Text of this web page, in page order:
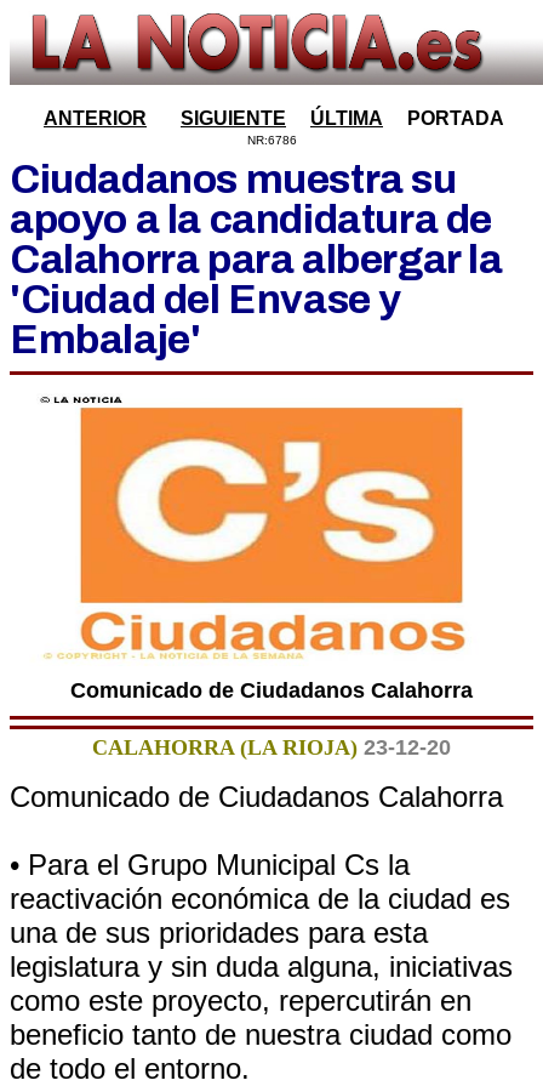
ANTERIOR SIGUIENTE ÚLTIMA PORTADA
NR:6786
Ciudadanos muestra su
apoyo a la candidatura de
Calahorra para albergar la
'Ciudad del Envase y
Embalaje'
Comunicado de Ciudadanos Calahorra
CALAHORRA (LA RIOJA) 23-12-20
Comunicado de Ciudadanos Calahorra
• Para el Grupo Municipal Cs la
reactivación económica de la ciudad es
una de sus prioridades para esta
legislatura y sin duda alguna, iniciativas
como este proyecto, repercutirán en
beneficio tanto de nuestra ciudad como
de todo el entorno.